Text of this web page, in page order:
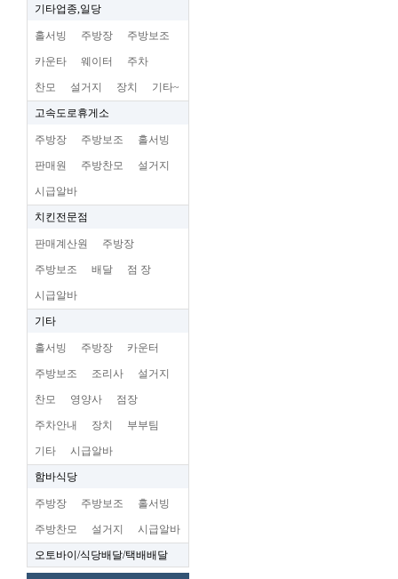
기타업종,일당
홀서빙 주방장 주방보조
카운타 웨이터 주차
찬모 설거지 장치 기타~
고속도로휴게소
주방장 주방보조 홀서빙
판매원 주방찬모 설거지
시급알바
치킨전문점
판매계산원 주방장
주방보조 배달 점 장
시급알바
기타
홀서빙 주방장 카운터
주방보조 조리사 설거지
찬모 영양사 점장
주차안내 장치 부부팀
기타 시급알바
함바식당
주방장 주방보조 홀서빙
주방찬모 설거지 시급알바
오토바이/식당배달/택배배달